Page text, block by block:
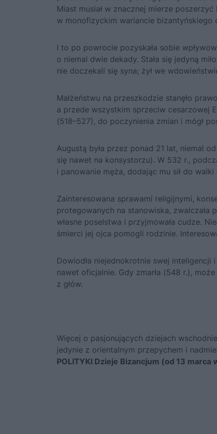
Miast musiał w znacznej mierze
w monofizyckim wariancie bizantyńskiego
I to po powrocie pozyskała sobie
o niemal dwie dekady. Stała się jedyną
nie doczekali się syna; żył we
Małżeństwu na przeszkodzie stanęło
a przede wszystkim sprzeciw cesarzowej
(518–527), do poczynienia zmian i mógł
Augustą była przez ponad 21 lat, niemal
się nawet na konsystorzu). W 532 r.,
i panowanie męża, dodając mu sił do walki
Zainteresowana sprawami religijnymi,
protegowanych na stanowiska, zwalczała
własne poselstwa i przyjmowała cudze.
śmierci jej ojca pomogli rodzinie.
Dowiodła niejednokrotnie swej inteligencji
nawet oficjalnie. Gdy zmarła (548 r.),
z głów.
Więcej o pasjonujących dziejach
jedynie z orientalnym przepychem i
POLITYKI Dzieje Bizancjum (od 13